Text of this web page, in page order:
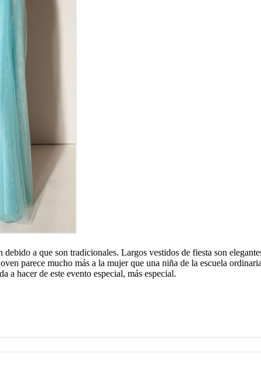
a que son tradicionales. Largos vestidos de fiesta son
parece mucho más a la mujer que una niña de la escuela
a hacer de este evento especial, más especial.